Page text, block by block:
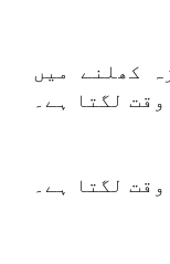
کھلنے میں
وقت لگتا ہے۔
وقت لگتا ہے۔